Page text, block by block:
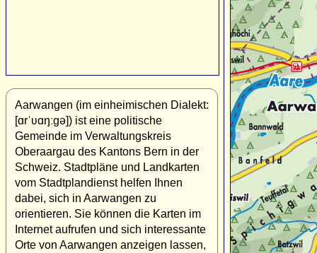
Aarwangen (im einheimischen Dialekt:
[ɑrˈʋɑŋːgə]) ist eine politische
Gemeinde im Verwaltungskreis
Oberaargau des Kantons Bern in der
Schweiz. Stadtpläne und Landkarten
vom Stadtplandienst helfen Ihnen
dabei, sich in Aarwangen zu
orientieren. Sie können die Karten im
Internet aufrufen und sich interessante
Orte von Aarwangen anzeigen lassen,